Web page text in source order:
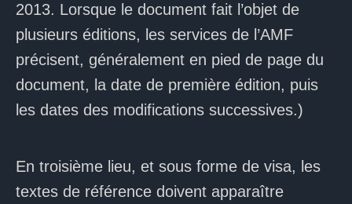
2013. Lorsque le document fait l’objet de
plusieurs éditions, les services de l’AMF
précisent, généralement en pied de page du
document, la date de première édition, puis
les dates des modifications successives.)
En troisième lieu, et sous forme de visa, les
textes de référence doivent apparaître